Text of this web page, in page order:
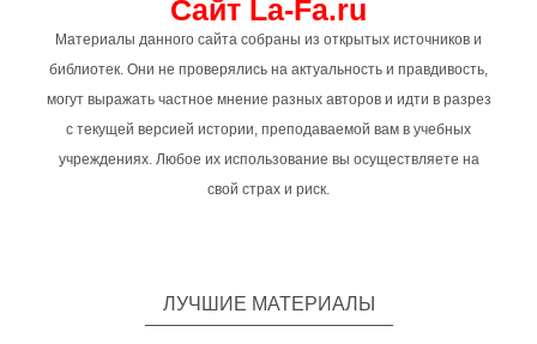
Сайт La-Fa.ru
Материалы данного сайта собраны из открытых источников и
библиотек. Они не проверялись на актуальность и правдивость,
могут выражать частное мнение разных авторов и идти в разрез
с текущей версией истории, преподаваемой вам в учебных
учреждениях. Любое их использование вы осуществляете на
свой страх и риск.
ЛУЧШИЕ МАТЕРИАЛЫ